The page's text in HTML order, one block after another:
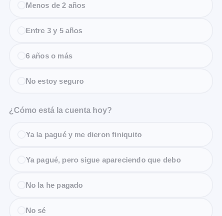
Menos de 2 años
Entre 3 y 5 años
6 años o más
No estoy seguro
¿Cómo está la cuenta hoy?
Ya la pagué y me dieron finiquito
Ya pagué, pero sigue apareciendo que debo
No la he pagado
No sé